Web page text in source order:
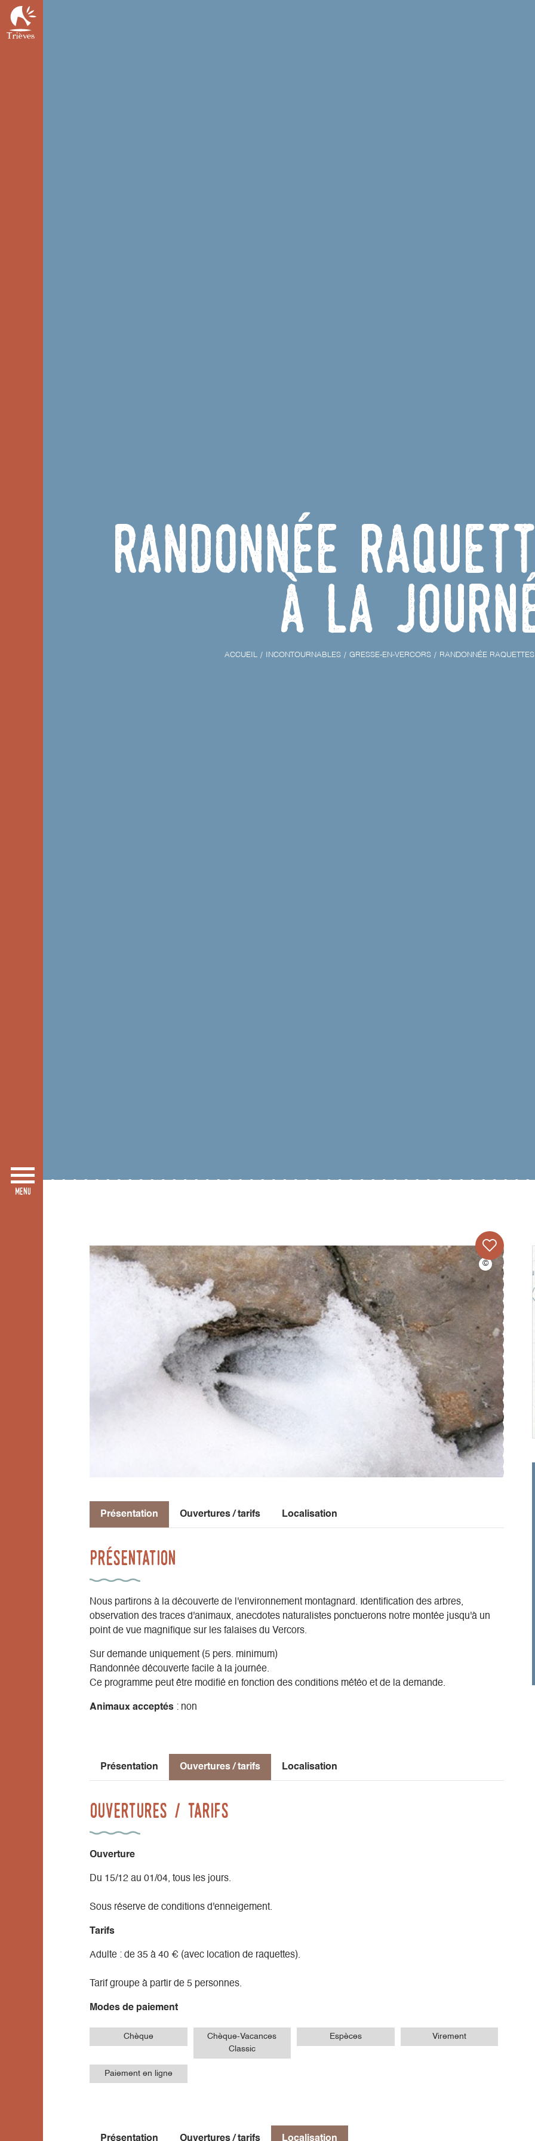
Randonnée
à la
ACCUEIL INCONTOURNABLES GRESSE-EN-VERCORS RANDONNÉE
Présentation Ouvertures / tarifs Localisation
Présentation
Nous partirons à la découverte de l'environnement montagnard. Identification des arbres,
observation des traces d'animaux, anecdotes naturalistes ponctuerons notre montée jusqu'à un
point de vue magnifique sur les falaises du Vercors.
Sur demande uniquement (5 pers. minimum)
Randonnée découverte facile à la journée.
Ce programme peut être modifié en fonction des conditions météo et de la demande.
Animaux acceptés : non
Présentation Ouvertures / tarifs Localisation
Ouvertures / tarifs
Ouverture
Du 15/12 au 01/04, tous les jours.
Sous réserve de conditions d'enneigement.
Tarifs
Adulte : de 35 à 40 € (avec location de raquettes).
Tarif groupe à partir de 5 personnes.
Modes de paiement
Chèque
Chèque-Vacances
Classic
Espèces Virement
Paiement en ligne
Présentation Ouvertures / tarifs Localisation